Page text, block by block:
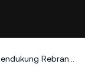
KuCoin Mendukung Rebranding Ambire AdEx (ADX).